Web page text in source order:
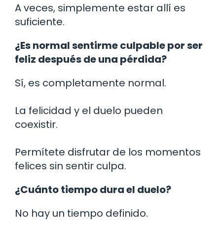
A veces, simplemente estar allí es
suficiente.
¿Es normal sentirme culpable por ser
feliz después de una pérdida?
Sí, es completamente normal.
La felicidad y el duelo pueden
coexistir.
Permítete disfrutar de los momentos
felices sin sentir culpa.
¿Cuánto tiempo dura el duelo?
No hay un tiempo definido.